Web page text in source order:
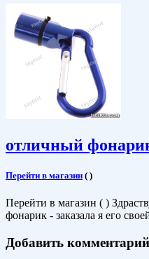
отличный
Перейти в магазин ( )
Перейти в магазин ( )
фонарик - заказала я его
Добавить комментарий